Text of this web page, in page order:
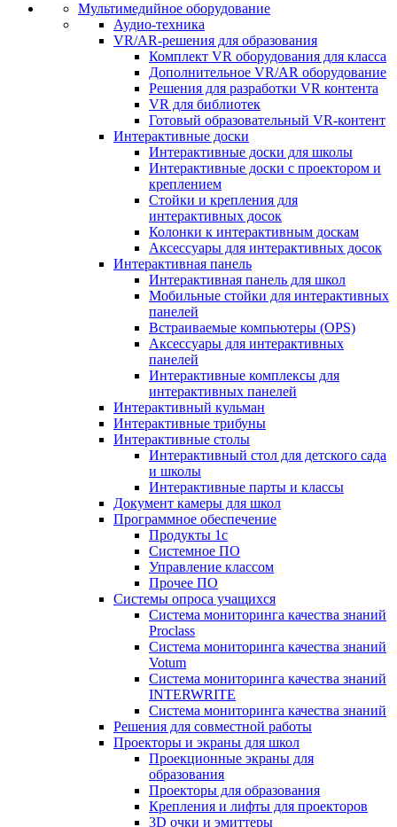
Мультимедийное оборудование
Аудио-техника
VR/AR-решения для образования
Комплект VR оборудования для класса
Дополнительное VR/AR оборудование
Решения для разработки VR контента
VR для библиотек
Готовый образовательный VR-контент
Интерактивные доски
Интерактивные доски для школы
Интерактивные доски с проектором и
креплением
Стойки и крепления для
интерактивных досок
Колонки к интерактивным доскам
Аксессуары для интерактивных досок
Интерактивная панель
Интерактивная панель для школ
Мобильные стойки для интерактивных
панелей
Встраиваемые компьютеры (OPS)
Аксессуары для интерактивных
панелей
Интерактивные комплексы для
интерактивных панелей
Интерактивный кульман
Интерактивные трибуны
Интерактивные столы
Интерактивный стол для детского сада
и школы
Интерактивные парты и классы
Документ камеры для школ
Программное обеспечение
Продукты 1с
Системное ПО
Управление классом
Прочее ПО
Системы опроса учащихся
Система мониторинга качества знаний
Proclass
Система мониторинга качества знаний
Votum
Система мониторинга качества знаний
INTERWRITE
Система мониторинга качества знаний
Решения для совместной работы
Проекторы и экраны для школ
Проекционные экраны для
образования
Проекторы для образования
Крепления и лифты для проекторов
3D очки и эмиттеры